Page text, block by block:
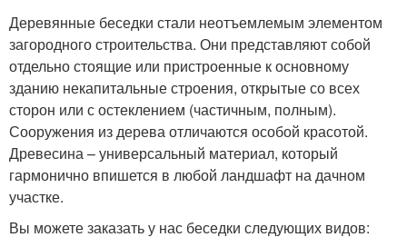
Деревянные беседки стали неотъемлемым элементом
загородного строительства. Они представляют собой
отдельно стоящие или пристроенные к основному
зданию некапитальные строения, открытые со всех
сторон или с остеклением (частичным, полным).
Сооружения из дерева отличаются особой красотой.
Древесина – универсальный материал, который
гармонично впишется в любой ландшафт на дачном
участке.
Вы можете заказать у нас беседки следующих видов: